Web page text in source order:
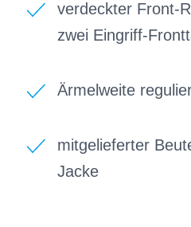
verdeckter Front-
zwei Eingriff-
Ärmelweite
mitgelieferter
Jacke